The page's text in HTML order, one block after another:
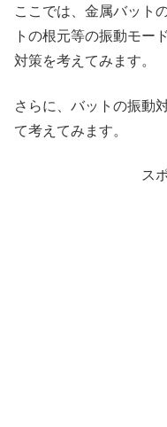
ここでは、金属バット
トの根元等の振動モー
対策を考えてみます。
さらに、バットの振動
て考えてみます。
ス